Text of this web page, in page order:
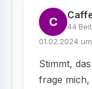
C 44
01.02.2024
Stimmt,
frage mich,